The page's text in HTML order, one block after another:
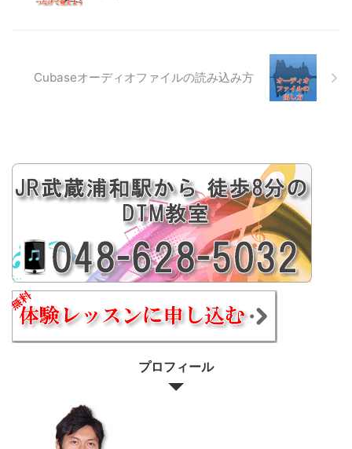
Cubaseオーディオファイルの読み込み方
プロフィール